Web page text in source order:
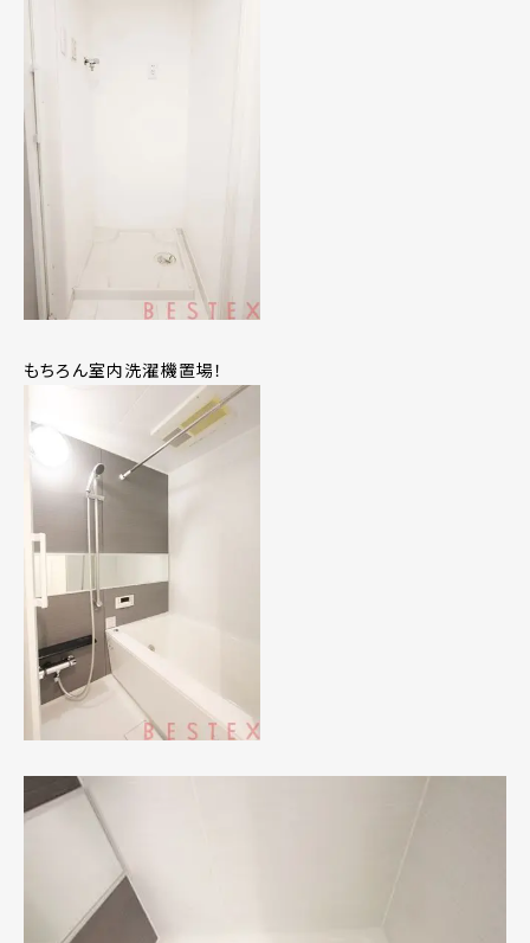
もちろん室内洗濯機置場！